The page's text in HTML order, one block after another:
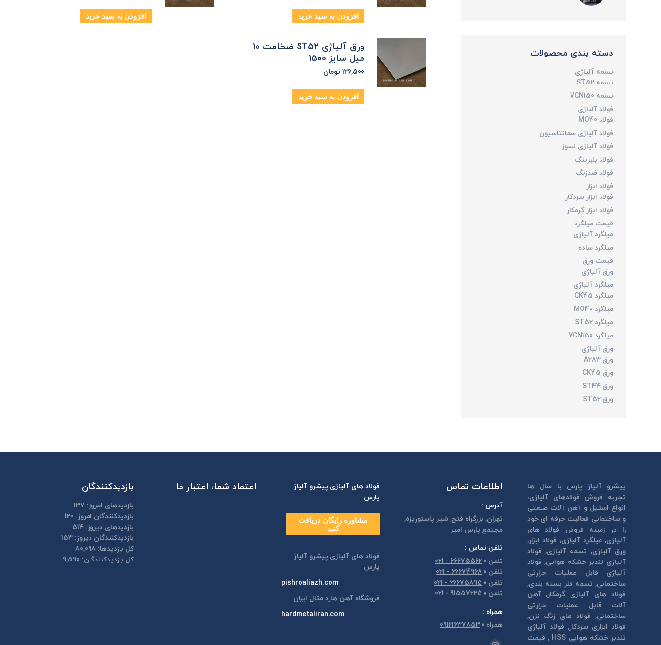
افزودن به سبد خرید افزودن به سبد خرید
ورق آلیاژی ST52 ضخامت 10
میل سایز 1500
126,500 تومان
افزودن به سبد خرید
دسته بندی محصولات
تسمه آلیاژی
تسمه ST52
تسمه VCN150
فولاد آلیاژی
فولاد MO40
فولاد آلیاژی سمانتاسیون
فولاد آلیاژی نسوز
فولاد بلبرینگ
فولاد ضدزنگ
فولاد ابزار
فولاد ابزار سردکار
فولاد ابزار گرمکار
قیمت میلگرد
میلگرد آلیاژی
میلگرد ساده
قیمت ورق
ورق آلیاژی
میلگرد آلیاژی
میلگرد CK45
میلگرد MO40
میلگرد ST52
میلگرد VCN150
ورق آلیاژی
ورق A283
ورق CK45
ورق ST44
ورق ST52
پیشرو آلیاژ پارس با سال ها
تجربه فروش فولادهای آلیاژی،
انواع استیل و آهن آلات صنعتی
و ساختمانی فعالیت حرفه ای خود
را در زمینه فروش فولاد های
آلیاژی, میلگرد آلیاژی, فولاد ابزار,
ورق آلیاژی, تسمه آلیاژی, فولاد
آلیاژی تندبر خشكه هوايی, فولاد
آلیاژی قابل عمليات حرارتی
ساختمانی, تسمه فنر بسته بندی,
فولاد های آلیاژی گرمكار, آهن
آلات قابل عمليات حرارتی
ساختمانی, فولاد های زنگ نزن,
فولاد ابزاری سردكار, فولاد آلیاژی
تندبر خشكه هوايی HSS , قیمت
اطلاعات تماس
آدرس :
تهران, بزرگراه فتح, شير پاستوريزه,
مجتمع پارس امير
تلفن تماس :
تلفن »
66675562 - 021
تلفن »
66674968 - 021
تلفن »
66675895 - 021
تلفن »
91557225 - 021
همراه :
همراه »
09121637853
فولاد های آلیاژی پیشرو آلیاژ
پارس
مشاوره رایگان دریافت
کنید
فولاد های آلیاژی پیشرو آلیاژ
پارس
pishroaliazh.com
فروشگاه آهن هارد متال ایران
hardmetaliran.com
اعتماد شما، اعتبار ما بازدیدکنندگان
بازدیدهای امروز: 137
بازدیدکنندگان امروز: 120
بازدیدهای دیروز: 514
بازدیدکنندگان دیروز: 153
کل بازدیدها: 80,098
کل بازدیدکنند‌گان: 9,590